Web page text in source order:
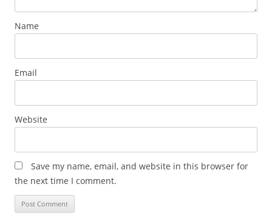
Name
Email
Website
Save my name, email, and website in this browser for
the next time I comment.